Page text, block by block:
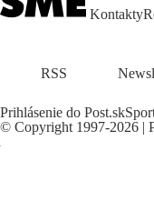
Kontakty
RSS
Prihlásenie do Post.sk
© Copyright 1997-2026 |